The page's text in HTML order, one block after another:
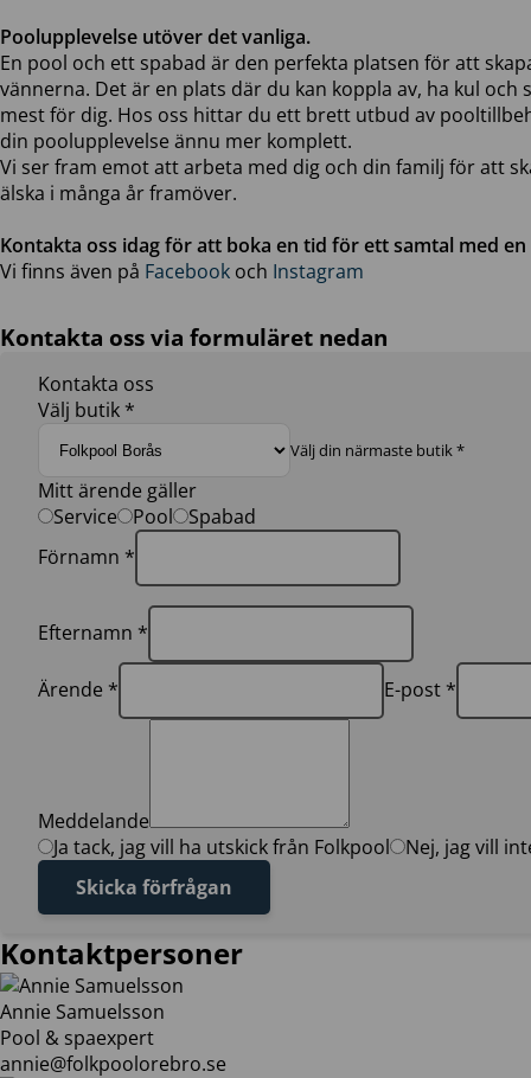
Poolupplevelse utöver det vanliga.
En pool och ett spabad är den perfekta platsen för att
vännerna. Det är en plats där du kan koppla av, ha kul
mest för dig. Hos oss hittar du ett brett utbud av
din poolupplevelse ännu mer komplett.
Vi ser fram emot att arbeta med dig och din familj för att
älska i många år framöver.
Kontakta oss idag för att boka en tid för ett samtal med
Vi finns även på Facebook och Instagram
Kontakta oss via formuläret nedan
Kontakta oss
Välj butik *
Välj din närmaste butik *
Mitt ärende gäller
Service
Pool
Spabad
Förnamn *
Efternamn *
Ärende * E-post *
Meddelande
Ja tack, jag vill ha utskick från Folkpool
Nej, jag vill
Skicka förfrågan
Kontaktpersoner
Annie Samuelsson
Pool & spaexpert
annie@folkpoolorebro.se